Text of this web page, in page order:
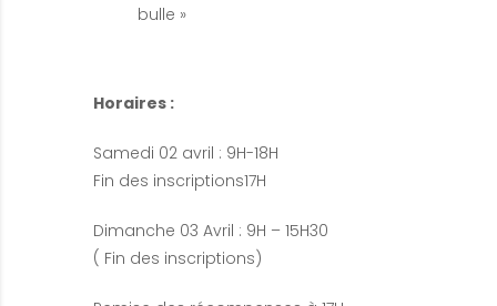
bulle »
Horaires :
Samedi 02 avril : 9H-18H
Fin des inscriptions17H
Dimanche 03 Avril : 9H – 15H30
( Fin des inscriptions)